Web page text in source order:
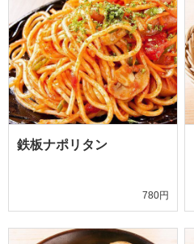
鉄板ナポリタン
780円